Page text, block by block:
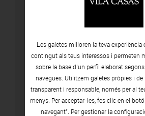
Les galetes milloren la teva experiència
contingut als teus interessos i permeten
sobre la base d’un perfil elaborat
navegues. Utilitzem galetes pròpies i de
transparent i responsable, només per al
menys. Per acceptar-les, fes clic en el
navegant". Per gestionar la